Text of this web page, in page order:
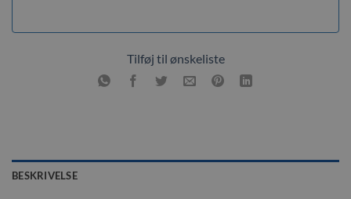
Tilføj til ønskeliste
BESKRIVELSE